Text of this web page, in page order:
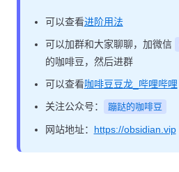
可以查看进阶用法
可以加群和大家聊聊，加微信
的咖啡豆，然后进群
可以查看咖啡豆豆龙_哔哩哔哩
关注公众号：
蹦跶的咖啡豆
网站地址： https://obsidian.vip